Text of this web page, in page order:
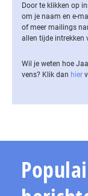
Door te klikken op
om je naam en e-
of meer mailings
allen tijde intrekken
Wil je weten hoe
vens? Klik dan hier